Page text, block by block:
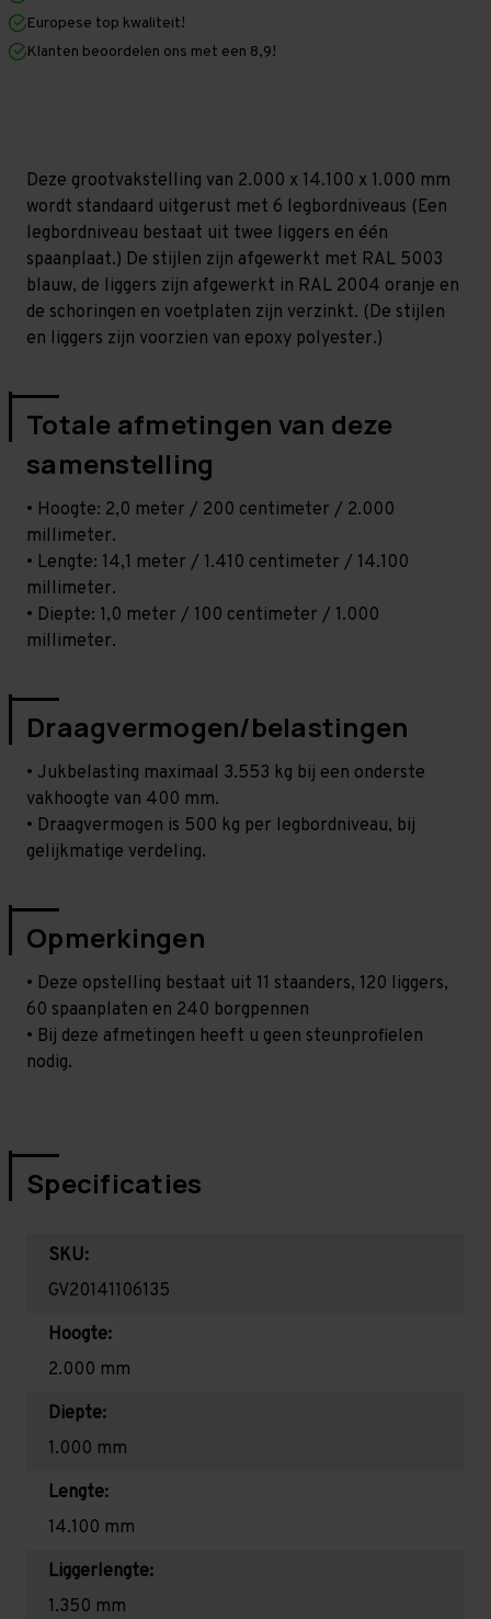
x
1.000
mm
mm)
1.000
mm
mm)
Europese top kwaliteit!
Klanten beoordelen ons met een 8,9!
Deze grootvakstelling van 2.000 x 14.100 x 1.000 mm
wordt standaard uitgerust met 6 legbordniveaus (Een
legbordniveau bestaat uit twee liggers en één
spaanplaat.) De stijlen zijn afgewerkt met RAL 5003
blauw, de liggers zijn afgewerkt in RAL 2004 oranje en
de schoringen en voetplaten zijn verzinkt. (De stijlen
en liggers zijn voorzien van epoxy polyester.)
Totale afmetingen van deze
samenstelling
• Hoogte: 2,0 meter / 200 centimeter / 2.000
millimeter.
• Lengte: 14,1 meter / 1.410 centimeter / 14.100
millimeter.
• Diepte: 1,0 meter / 100 centimeter / 1.000
millimeter.
Draagvermogen/belastingen
• Jukbelasting maximaal 3.553 kg bij een onderste
vakhoogte van 400 mm.
• Draagvermogen is 500 kg per legbordniveau, bij
gelijkmatige verdeling.
Opmerkingen
• Deze opstelling bestaat uit 11 staanders, 120 liggers,
60 spaanplaten en 240 borgpennen
• Bij deze afmetingen heeft u geen steunprofielen
nodig.
Specificaties
SKU:
GV20141106135
Hoogte:
2.000 mm
Diepte:
1.000 mm
Lengte:
14.100 mm
Liggerlengte:
1.350 mm